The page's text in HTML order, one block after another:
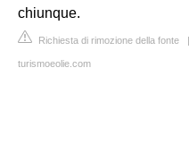
chiunque.
Richiesta di rimozione della fonte
turismoeolie.com